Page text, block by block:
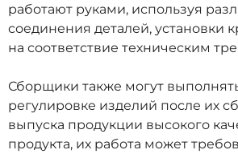
работают руками, используя
соединения деталей, установки
на соответствие техническим
Сборщики также могут
регулировке изделий после их
выпуска продукции высокого
продукта, их работа может